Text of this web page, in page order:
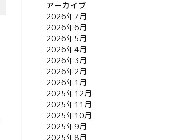
アーカイブ
2026年7月
2026年6月
2026年5月
2026年4月
2026年3月
2026年2月
2026年1月
2025年12月
2025年11月
2025年10月
2025年9月
2025年8月